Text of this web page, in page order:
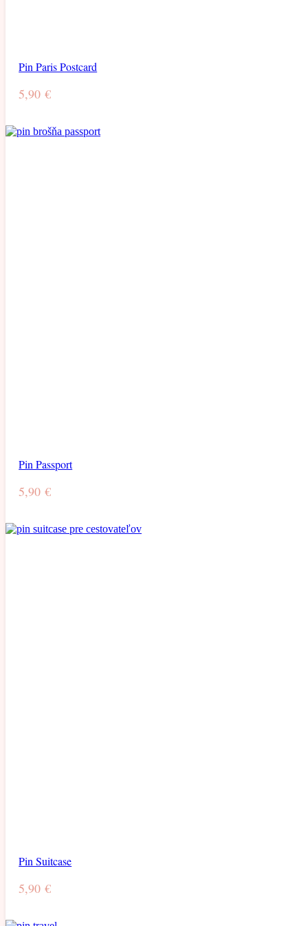
Pin Paris Postcard
5,90€
Pin Passport
5,90€
Pin Suitcase
5,90€